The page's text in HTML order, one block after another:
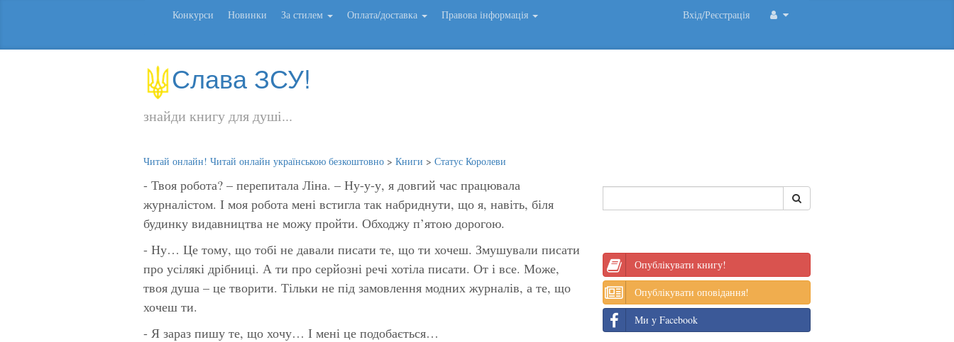
Конкурси Новинки За стилем Оплата/доставка Правова інформація Вхід/Реєстрація
Слава ЗСУ!
знайди книгу для душі...
Читай онлайн! Читай онлайн українською безкоштовно > Книги > Статус Королеви
- Твоя робота? – перепитала Ліна. – Ну-у-у, я довгий час працювала
журналістом. І моя робота мені встигла так набриднути, що я, навіть, біля
будинку видавництва не можу пройти. Обходжу п’ятою дорогою.
- Ну… Це тому, що тобі не давали писати те, що ти хочеш. Змушували писати
про усілякі дрібниці. А ти про серйозні речі хотіла писати. От і все. Може,
твоя душа – це творити. Тільки не під замовлення модних журналів, а те, що
хочеш ти.
- Я зараз пишу те, що хочу… І мені це подобається…
Опублікувати книгу!
Опублікувати оповідання!
Ми у Facebook